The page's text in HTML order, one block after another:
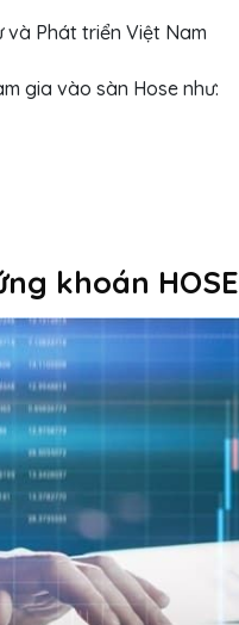
Phát triển Việt Nam
gia vào sàn Hose như:
khoán HOSE